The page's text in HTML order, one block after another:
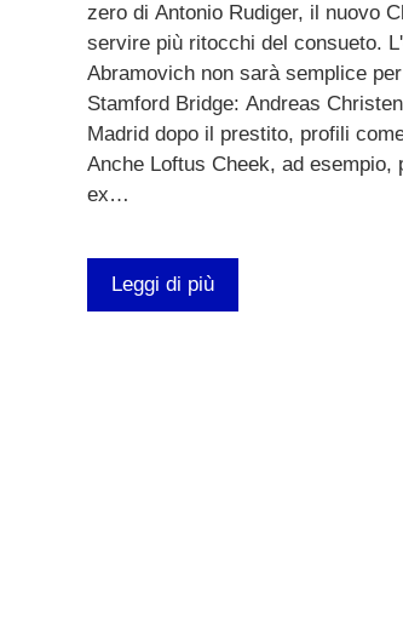
zero di Antonio Rudiger, il nuovo
servire più ritocchi del consueto.
Abramovich non sarà semplice
Stamford Bridge: Andreas
Madrid dopo il prestito, profili
Anche Loftus Cheek, ad
ex…
Leggi di più